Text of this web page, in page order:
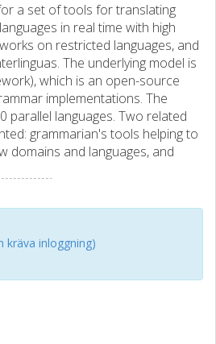
a set of tools for translating
in real time with high
on restricted languages, and
The underlying model is
which is an open-source
implementations. The
parallel languages. Two related
grammarian's tools helping to
domains and languages, and
to make it easy to port
The translator's tools
fragments recognized by the
demonstrated will be applied
the European project MOLTO
kräva inloggning)